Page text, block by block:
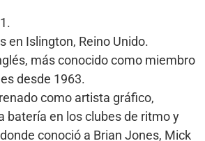
en Islington, Reino Unido.
más conocido como miembro
desde 1963.
como artista gráfico,
batería en los clubes de ritmo y
conoció a Brian Jones, Mick